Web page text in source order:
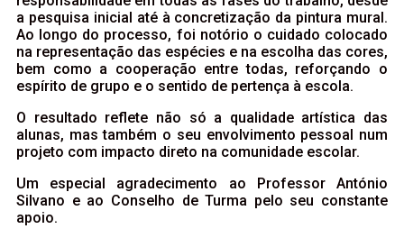
a pesquisa inicial até à concretização da pintura mural.
Ao longo do processo, foi notório o cuidado colocado
na representação das espécies e na escolha das cores,
bem como a cooperação entre todas, reforçando o
espírito de grupo e o sentido de pertença à escola.
O resultado reflete não só a qualidade artística das
alunas, mas também o seu envolvimento pessoal num
projeto com impacto direto na comunidade escolar.
Um especial agradecimento ao Professor António
Silvano e ao Conselho de Turma pelo seu constante
apoio.